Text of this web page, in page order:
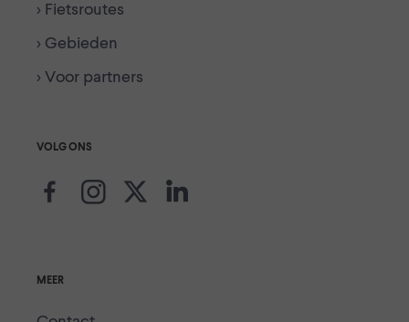
> Fietsroutes
> Gebieden
> Voor partners
VOLG ONS
MEER